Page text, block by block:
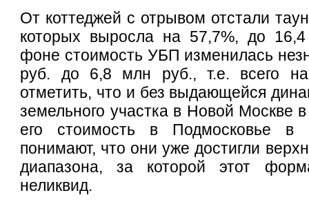
От коттеджей с отрывом отстали
которых выросла на 57,7%, до
фоне стоимость УБП изменилась
руб. до 6,8 млн руб., т.е. всего
отметить, что и без выдающейся
земельного участка в Новой Москве
его стоимость в Подмосковье в
понимают, что они уже достигли
диапазона, за которой этот
неликвид.